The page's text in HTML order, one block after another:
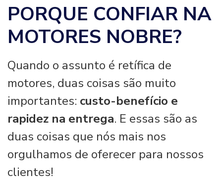
PORQUE CONFIAR NA
MOTORES NOBRE?
Quando o assunto é retífica de
motores, duas coisas são muito
importantes: custo-benefício e
rapidez na entrega. E essas são as
duas coisas que nós mais nos
orgulhamos de oferecer para nossos
clientes!